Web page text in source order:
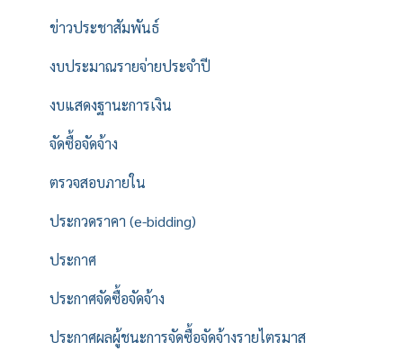
ข่าวประชาสัมพันธ์
งบประมาณรายจ่ายประจำปี
งบแสดงฐานะการเงิน
จัดซื้อจัดจ้าง
ตรวจสอบภายใน
ประกวดราคา (e-bidding)
ประกาศ
ประกาศจัดซื้อจัดจ้าง
ประกาศผลผู้ชนะการจัดซื้อจัดจ้างรายไตรมาส